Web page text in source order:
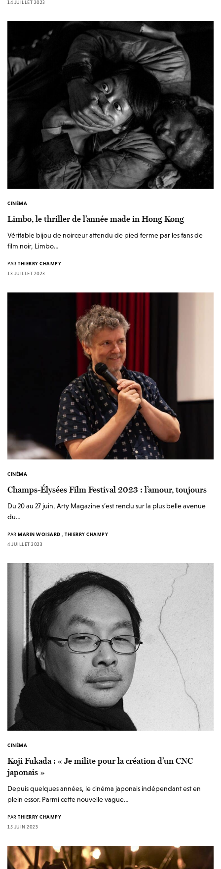
14 JUILLET 2023
CINÉMA
Limbo, le thriller de l’année made in Hong Kong
Véritable bijou de noirceur attendu de pied ferme par les fans de
film noir, Limbo…
PAR THIERRY CHAMPY
13 JUILLET 2023
CINÉMA
Champs-Élysées Film Festival 2023 : l’amour, toujours
Du 20 au 27 juin, Arty Magazine s’est rendu sur la plus belle avenue
du…
PAR MARIN WOISARD , THIERRY CHAMPY
4 JUILLET 2023
CINÉMA
Koji Fukada : « Je milite pour la création d’un CNC
japonais »
Depuis quelques années, le cinéma japonais indépendant est en
plein essor. Parmi cette nouvelle vague…
PAR THIERRY CHAMPY
15 JUIN 2023